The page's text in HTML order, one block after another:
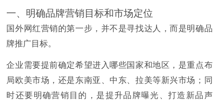
一、明确品牌营销目标和市场定位
国外网红营销的第一步，并不是寻找达人，而是明确品
牌推广目标。
企业需要提前确定希望进入哪些国家和地区，是重点布
局欧美市场，还是东南亚、中东、拉美等新兴市场；同
时还要明确营销目的，是提升品牌曝光、打造新品声